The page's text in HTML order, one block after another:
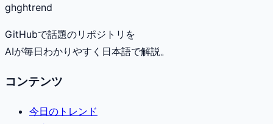
ghghtrend
GitHubで話題のリポジトリを
AIが毎日わかりやすく日本語で解説。
コンテンツ
今日のトレンド